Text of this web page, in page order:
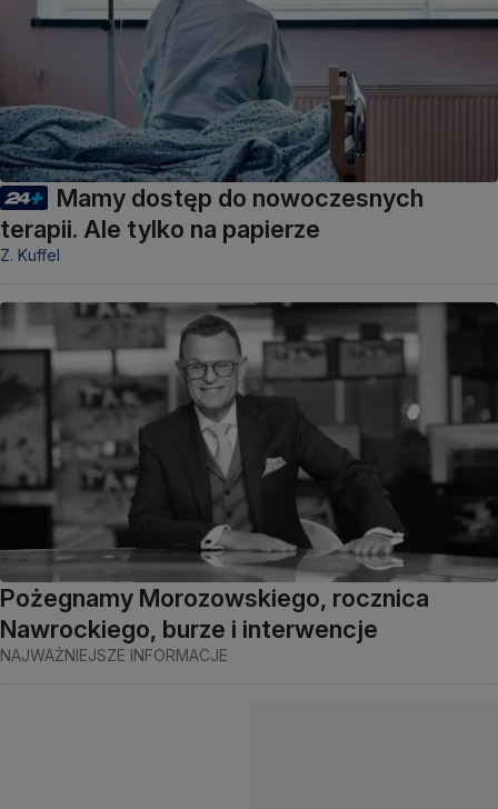
Mamy dostęp do nowoczesnych
terapii. Ale tylko na papierze
Z. Kuffel
Pożegnamy Morozowskiego, rocznica
Nawrockiego, burze i interwencje
NAJWAŻNIEJSZE INFORMACJE